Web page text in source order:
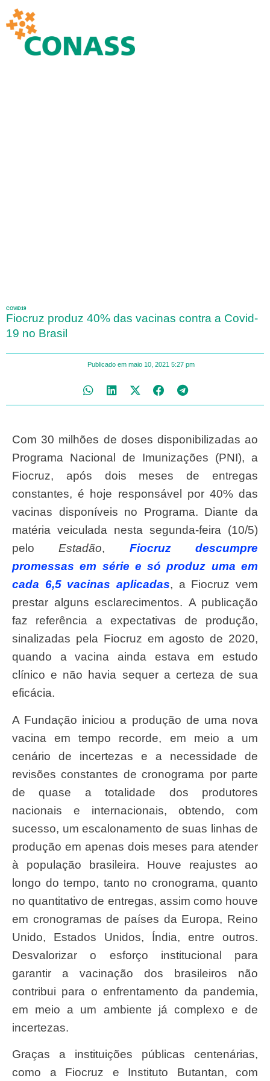
COVID19
Fiocruz produz 40% das vacinas contra a Covid-
19 no Brasil
Publicado em maio 10, 2021 5:27 pm
Com 30 milhões de doses disponibilizadas ao
Programa Nacional de Imunizações (PNI), a
Fiocruz, após dois meses de entregas
constantes, é hoje responsável por 40% das
vacinas disponíveis no Programa. Diante da
matéria veiculada nesta segunda-feira (10/5)
peloEstadão, Fiocruz descumpre
promessas em série e só produz uma em
cada 6,5 vacinas aplicadas, a Fiocruz vem
prestar alguns esclarecimentos. A publicação
faz referência a expectativas de produção,
sinalizadas pela Fiocruz em agosto de 2020,
quando a vacina ainda estava em estudo
clínico e não havia sequer a certeza de sua
eficácia.
A Fundação iniciou a produção de uma nova
vacina em tempo recorde, em meio a um
cenário de incertezas e a necessidade de
revisões constantes de cronograma por parte
de quase a totalidade dos produtores
nacionais e internacionais, obtendo, com
sucesso, um escalonamento de suas linhas de
produção em apenas dois meses para atender
à população brasileira. Houve reajustes ao
longo do tempo, tanto no cronograma, quanto
no quantitativo de entregas, assim como houve
em cronogramas de países da Europa, Reino
Unido, Estados Unidos, Índia, entre outros.
Desvalorizar o esforço institucional para
garantir a vacinação dos brasileiros não
contribui para o enfrentamento da pandemia,
em meio a um ambiente já complexo e de
incertezas.
Graças a instituições públicas centenárias,
como a Fiocruz e Instituto Butantan, com